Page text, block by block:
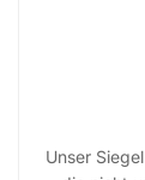
Unser